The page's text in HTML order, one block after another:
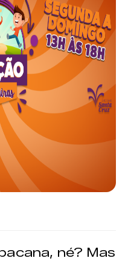
né? Mas